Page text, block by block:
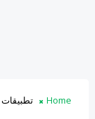
Home تطبيقات